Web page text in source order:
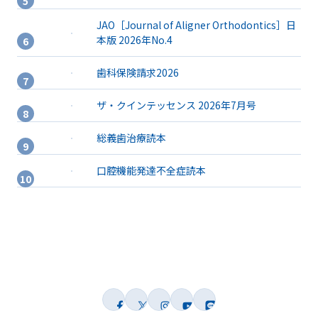
JAO［Journal of Aligner Orthodontics］日
本版 2026年No.4
歯科保険請求2026
ザ・クインテッセンス 2026年7月号
総義歯治療読本
口腔機能発達不全症読本